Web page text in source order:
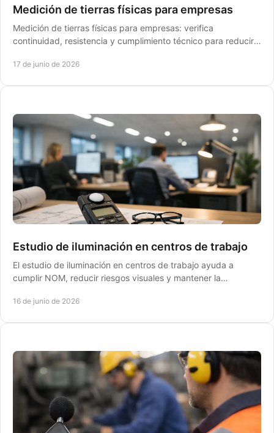
Medición de tierras físicas para empresas
Medición de tierras físicas para empresas: verifica
continuidad, resistencia y cumplimiento técnico para reducir
17 de junio de 2026
Estudio de iluminación en centros de trabajo
El estudio de iluminación en centros de trabajo ayuda a
cumplir NOM, reducir riesgos visuales y mantener la
16 de junio de 2026